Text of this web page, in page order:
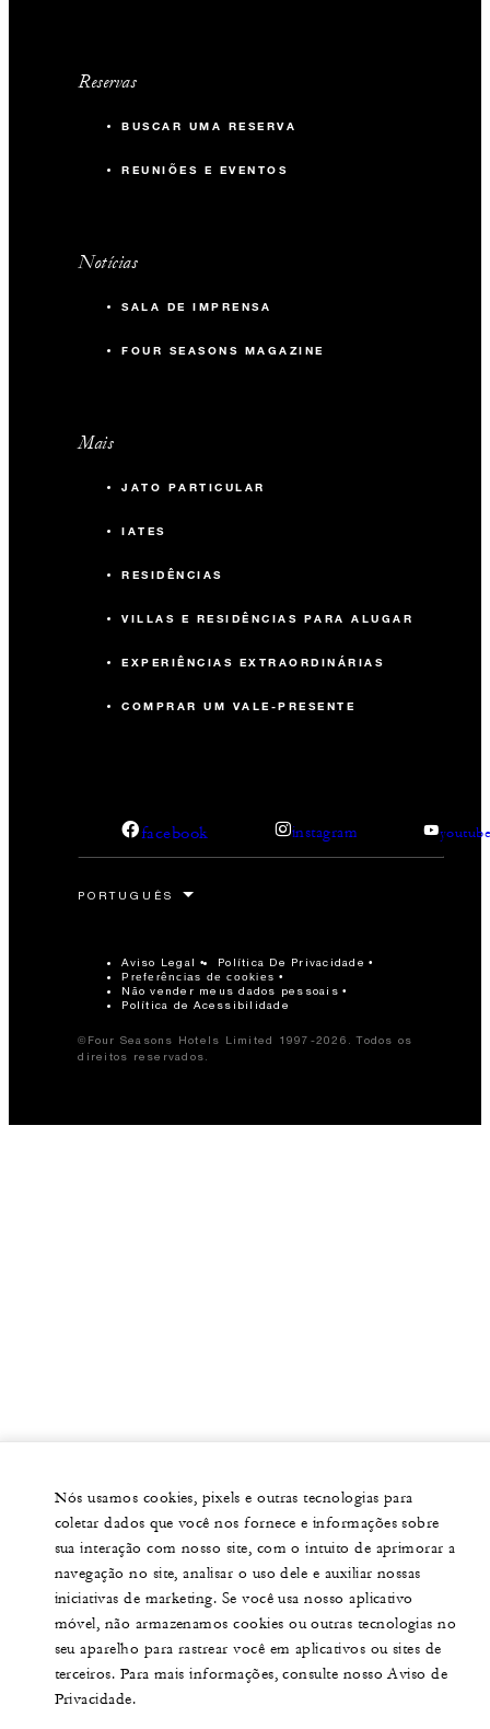
Reservas
BUSCAR UMA RESERVA
REUNIÕES E EVENTOS
Notícias
SALA DE IMPRENSA
FOUR SEASONS MAGAZINE
Mais
JATO PARTICULAR
IATES
RESIDÊNCIAS
VILLAS E RESIDÊNCIAS PARA ALUGAR
EXPERIÊNCIAS EXTRAORDINÁRIAS
COMPRAR UM VALE-PRESENTE
facebook instagram
Aviso Legal Política De Privacidade
Preferências de cookies
Não vender meus dados pessoais
Política de Acessibilidade
©Four Seasons Hotels Limited 1997-2026. Todos os
direitos reservados.
Nós usamos cookies, pixels e outras tecnologias para
coletar dados que você nos fornece e informações sobre
sua interação com nosso site, com o intuito de aprimorar a
navegação no site, analisar o uso dele e auxiliar nossas
iniciativas de marketing. Se você usa nosso aplicativo
móvel, não armazenamos cookies ou outras tecnologias no
seu aparelho para rastrear você em aplicativos ou sites de
terceiros. Para mais informações, consulte nosso Aviso de
Privacidade.